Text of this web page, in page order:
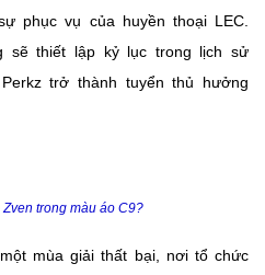
phục vụ của huyền thoại LEC.
sẽ thiết lập kỷ lục trong lịch sử
trở thành tuyển thủ hưởng
trong màu áo C9?
mùa giải thất bại, nơi tổ chức